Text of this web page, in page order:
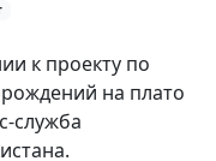
к проекту по
на плато
служба